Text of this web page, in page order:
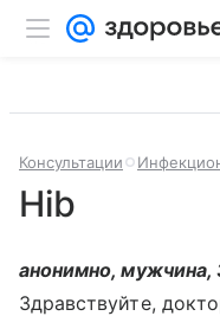
Консультации
Hib
анонимно, мужчина,
Здравствуйте,